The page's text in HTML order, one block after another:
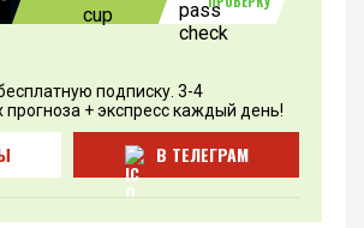
подписку. 3-4
прогноза + экспресс каждый день!
В ТЕЛЕГРАМ